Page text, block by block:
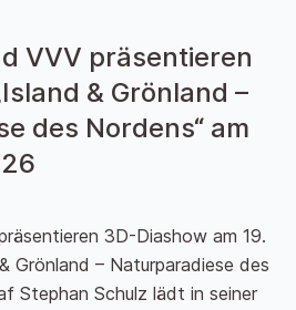
VVV präsentieren
& Grönland –
des Nordens“ am
3D-Diashow am 19.
Grönland – Naturparadiese des
Stephan Schulz lädt in seiner